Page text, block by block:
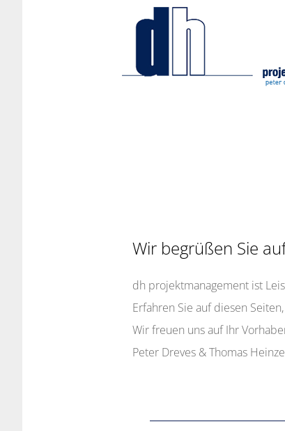
Wir begrüßen Sie
dh projektmanagement ist
Erfahren Sie auf diesen
Wir freuen uns auf Ihr
Peter Dreves & Thomas